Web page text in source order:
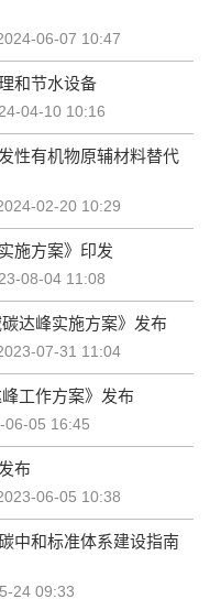
06-07 10:47
和节水设备
04-10 10:16
性有机物原辅材料替代
02-20 10:29
施方案》印发
08-04 11:08
达峰实施方案》发布
07-31 11:04
工作方案》发布
06-05 16:45
布
06-05 10:38
中和标准体系建设指南
24 09:33